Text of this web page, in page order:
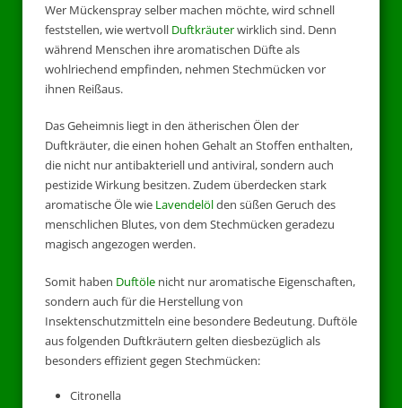
Wer Mückenspray selber machen möchte, wird schnell
feststellen, wie wertvoll Duftkräuterwirklich sind. Denn
während Menschen ihre aromatischen Düfte als
wohlriechend empfinden, nehmen Stechmücken vor
ihnen Reißaus.
Das Geheimnis liegt in den ätherischen Ölen der
Duftkräuter, die einen hohen Gehalt an Stoffen enthalten,
die nicht nur antibakteriell und antiviral, sondern auch
pestizide Wirkung besitzen. Zudem überdecken stark
aromatische Öle wie Lavendelölden süßen Geruch des
menschlichen Blutes, von dem Stechmücken geradezu
magisch angezogen werden.
Somit haben Duftöle nicht nur aromatische Eigenschaften,
sondern auch für die Herstellung von
Insektenschutzmitteln eine besondere Bedeutung. Duftöle
aus folgenden Duftkräutern gelten diesbezüglich als
besonders effizient gegen Stechmücken:
Citronella